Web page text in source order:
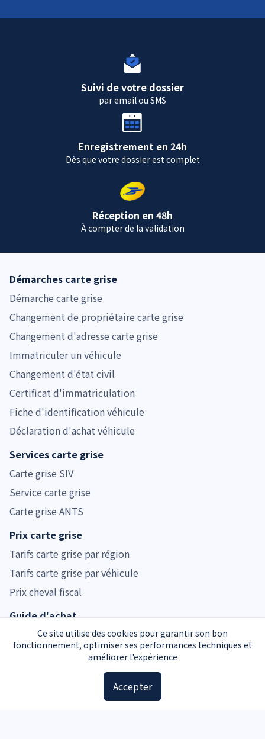
Ce site utilise des cookies pour garantir son bon
fonctionnement, optimiser ses performances techniques et
améliorer l'expérience
Accepter
Suivi de votre dossier
par email ou SMS
Enregistrement en 24h
Dès que votre dossier est complet
Réception en 48h
À compter de la validation
Démarches carte grise
Démarche carte grise
Changement de propriétaire carte grise
Changement d'adresse carte grise
Immatriculer un véhicule
Changement d'état civil
Certificat d'immatriculation
Fiche d'identification véhicule
Déclaration d'achat véhicule
Services carte grise
Carte grise SIV
Service carte grise
Carte grise ANTS
Prix carte grise
Tarifs carte grise par région
Tarifs carte grise par véhicule
Prix cheval fiscal
Guide d'achat
Guide voiture d'occasion
Guide moto d'occasion
Guide voiture d'occasion